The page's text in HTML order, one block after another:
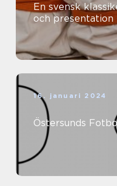
En svensk
och presentation
16. januari 2024
Östersunds